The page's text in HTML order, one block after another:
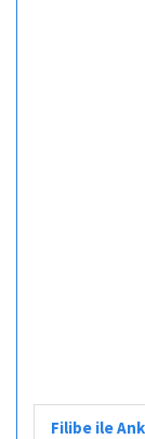
Filibe ile